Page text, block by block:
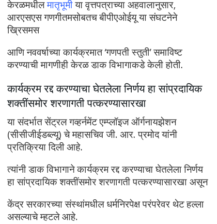
केरळमधीलमातृभूमीया वृत्तपत्राच्या अहवालानुसार,
आरएसएस गणगीतमसोबतच बीपीएओईयू या संघटनेने
ख्रिसमस
आणि नववर्षाच्या कार्यक्रमात ‘गणपती स्तुती’ समाविष्ट
करण्याची मागणीही केरळ डाक विभागाकडे केली होती.
कार्यक्रम रद्द करण्याचा घेतलेला निर्णय हा सांप्रदायिक
शक्तींसमोर शरणागती पत्करण्यासारखा
या संदर्भात सेंट्रल गव्हर्नमेंट एम्प्लॉइज ऑर्गनायझेशन
(सीसीजीईडब्ल्यू) चे महासचिव जी. आर. प्रमोद यांनी
प्रतिक्रिया दिली आहे.
त्यांनी डाक विभागाने कार्यक्रम रद्द करण्याचा घेतलेला निर्णय
हा सांप्रदायिक शक्तींसमोर शरणागती पत्करण्यासारखा असून
केंद्र सरकारच्या संस्थांमधील धर्मनिरपेक्ष परंपरेवर थेट हल्ला
असल्याचे म्हटले आहे.